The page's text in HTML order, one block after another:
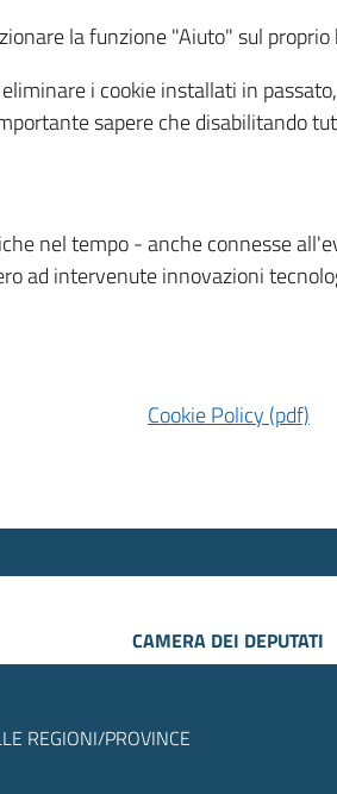
la funzione "Aiuto" sul
i cookie installati in
sapere che disabilitando
nel tempo - anche connesse
ad intervenute innovazioni
Cookie Policy (pdf)
CAMERA DEI DEPUTATI
REGIONI/PROVINCE